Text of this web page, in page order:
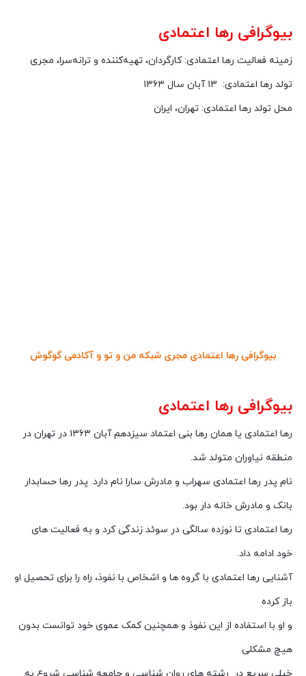
بیوگرافی رها اعتمادی
زمینه فعالیت رها اعتمادی: کارگردان، تهیه‌کننده و ترانه‌سرا، مجری
تولد رها اعتمادی: ۱۳ آبان سال ۱۳۶۳
محل تولد رها اعتمادی: تهران، ایران
بیوگرافی رها اعتمادی مجری شبکه من و تو و آکادمی گوگوش
بیوگرافی رها اعتمادی
رها اعتمادی یا همان رها بنی اعتماد سیزدهم آبان ۱۳۶۳ در تهران در
منطقه نیاوران متولد شد.
نام پدر رها اعتمادی سهراب و مادرش سارا نام دارد. پدر رها حسابدار
بانک و مادرش خانه دار بود.
رها اعتمادی تا نوزده سالگی در سوئد زندگی کرد و به فعالیت های
خود ادامه داد.
آشنایی رها اعتمادی با گروه ها و اشخاص با نفوذ، راه را برای تحصیل او
باز کرده
و او با استفاده از این نفوذ و همچنین کمک عموی خود توانست بدون
هیچ مشکلی